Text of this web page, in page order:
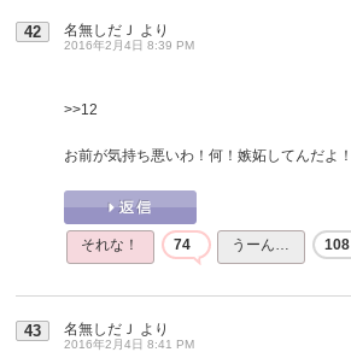
42 名無しだＪ より
2016年2月4日 8:39 PM
>>12
お前が気持ち悪いわ！何！嫉妬してんだよ！
それな！ 74 うーん… 108
43 名無しだＪ より
2016年2月4日 8:41 PM